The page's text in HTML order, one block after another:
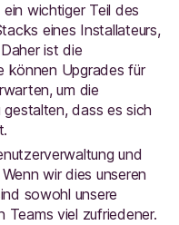
wichtiger Teil des
eines Installateurs,
ist die
können Upgrades für
um die
dass es sich
und
wir dies unseren
sowohl unsere
Teams viel zufriedener.